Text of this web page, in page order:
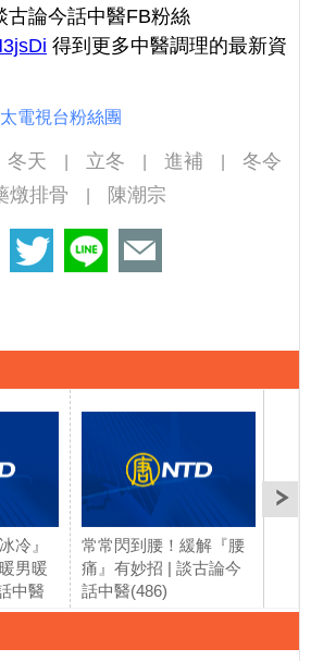
古論今話中醫FB粉絲
得到更多中醫調理的最新資
電視台粉絲團
冬天 立冬 進補
冬令
燉排骨 陳潮宗
冷』
男暖
中醫
常常閃到腰！緩解『腰
痛』有妙招 | 談古論今
話中醫(486)